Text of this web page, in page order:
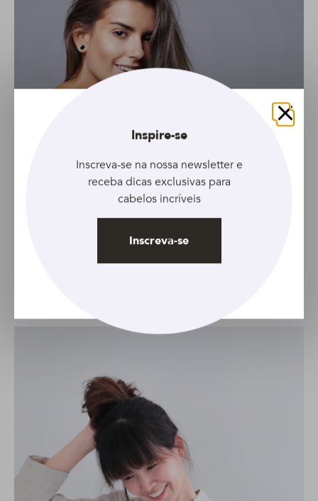
Fechar
Inspire-se
Inscreva-se na nossa newsletter e
receba dicas exclusivas para
cabelos incríveis
Inscreva-se